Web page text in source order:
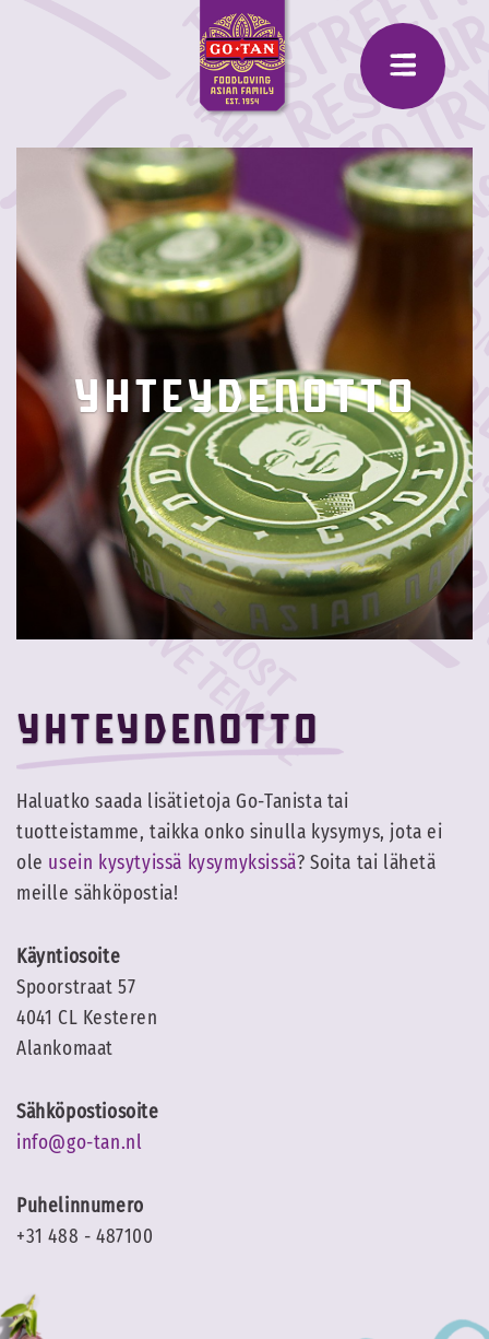
YHTEYDENOTTO
Yhteydenotto
Haluatko saada lisätietoja Go-Tanista tai
tuotteistamme, taikka onko sinulla kysymys, jota ei
ole usein kysytyissä kysymyksissä? Soita tai lähetä
meille sähköpostia!
Käyntiosoite
Spoorstraat 57
4041 CL Kesteren
Alankomaat
Sähköpostiosoite
info@go-tan.nl
Puhelinnumero
+31 488 - 487100